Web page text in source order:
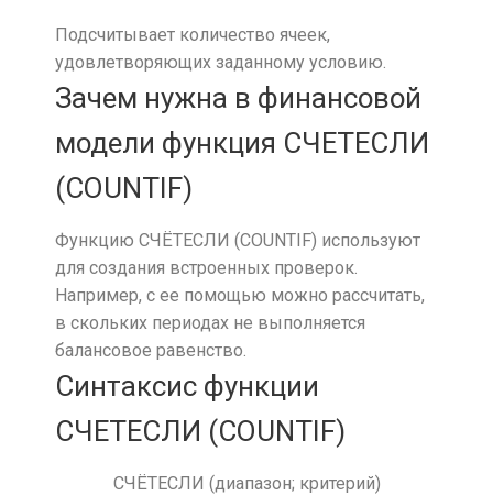
Подсчитывает количество ячеек,
удовлетворяющих заданному условию.
Зачем нужна в финансовой
модели функция СЧЕТЕСЛИ
(COUNTIF)
Функцию СЧЁТЕСЛИ (COUNTIF) используют
для создания встроенных проверок.
Например, с ее помощью можно рассчитать,
в скольких периодах не выполняется
балансовое равенство.
Синтаксис функции
СЧЕТЕСЛИ (COUNTIF)
СЧЁТЕСЛИ (диапазон; критерий)